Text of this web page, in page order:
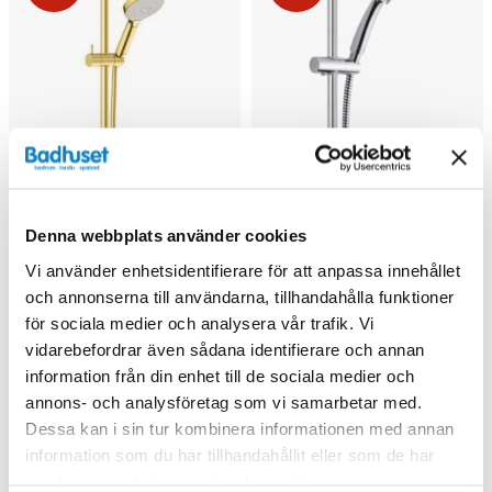
Denna webbplats använder cookies
Vi använder enhetsidentifierare för att anpassa innehållet
och annonserna till användarna, tillhandahålla funktioner
för sociala medier och analysera vår trafik. Vi
vidarebefordrar även sådana identifierare och annan
information från din enhet till de sociala medier och
annons- och analysföretag som vi samarbetar med.
Dessa kan i sin tur kombinera informationen med annan
information som du har tillhandahållit eller som de har
Damixa Silhouet Flex
Duschset (Borstad
mässing)
1 721 kr /st2 340 kr /st
Välj ...
Damixa Fair Jet Plus
duschset
676 kr/st990 kr
Köp